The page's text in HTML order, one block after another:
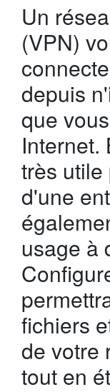
Un
(VPN)
depuis
que
Internet.
très
d'une
usage à
fichiers
de votre
tout en